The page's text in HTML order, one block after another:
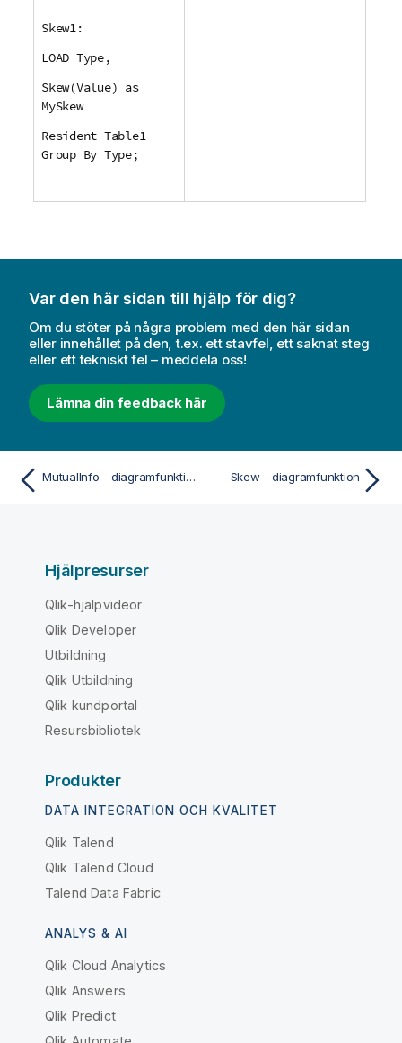
Skew1:
LOAD Type,
Skew(Value) as
MySkew
Resident Table1
Group By Type;
Var den här sidan till hjälp för dig?
Om du stöter på några problem med den här sidan
eller innehållet på den, t.ex. ett stavfel, ett saknat steg
eller ett tekniskt fel – meddela oss!
Lämna din feedback här
MutualInfo - diagramfunktion Skew - diagramfunktion
Hjälpresurser
Qlik-hjälpvideor
Qlik Developer
Utbildning
Qlik Utbildning
Qlik kundportal
Resursbibliotek
Produkter
DATA INTEGRATION OCH KVALITET
Qlik Talend
Qlik Talend Cloud
Talend Data Fabric
ANALYS & AI
Qlik Cloud Analytics
Qlik Answers
Qlik Predict